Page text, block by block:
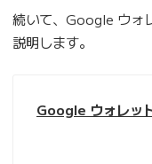
続いて、Google ウォ
説明します。
Google ウォレッ